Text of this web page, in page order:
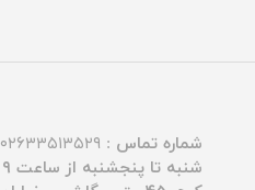
شماره تماس : ۰۲۶۳۳۵۱۳۵۲۹ - ۰۲۶۳۳۵۳۴۳۱۵
شنبه تا پنجشنبه از ساعت ۹ الی ۱۳ و ۱۶:۳۰ الی ۲۰:۳۰ پاسخگوی شما عزیزان هستیم.